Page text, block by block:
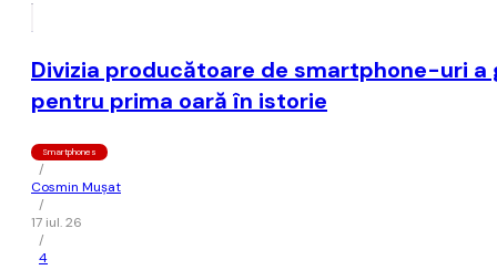
Divizia producătoare de smartphone-uri
pentru prima oară în istorie
Smartphones
/
Cosmin Mușat
/
17 iul. 26
/
4